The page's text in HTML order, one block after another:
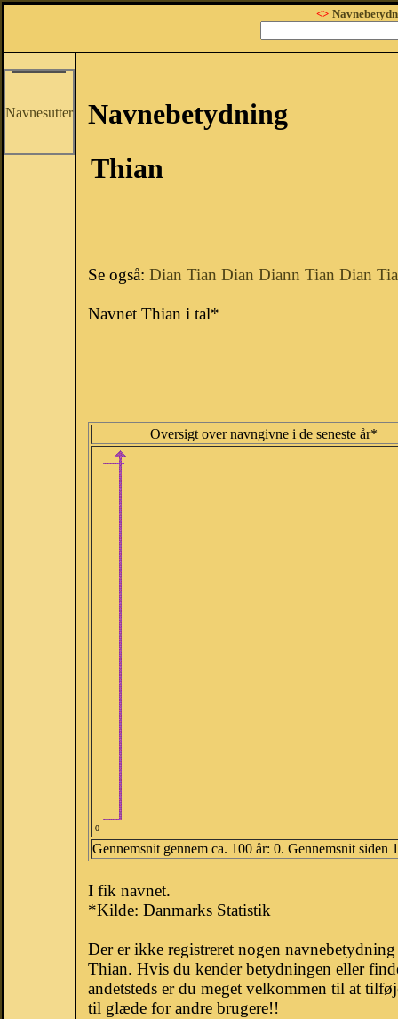
<>
Navnesutter
Navnebetydning
Thian
Se også: Dian Tian Dian Diann Tian Dian
Navnet Thian i tal*
Oversigt over navngivne i de seneste år*
0
Gennemsnit gennem ca. 100 år: 0. Gennemsnit siden
I fik navnet.
*Kilde: Danmarks Statistik
Der er ikke registreret nogen
Thian. Hvis du kender betydningen eller
andetsteds er du meget velkommen til at
til glæde for andre brugere!!